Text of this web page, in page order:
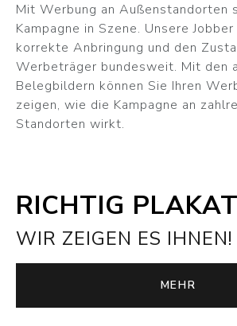
Mit Werbung an Außenstandorten
Kampagne in Szene. Unsere
korrekte Anbringung und den
Werbeträger bundesweit. Mit den
Belegbildern können Sie Ihren
zeigen, wie die Kampagne an
Standorten wirkt.
RICHTIG
WIR ZEIGEN ES IHNEN!
MEHR